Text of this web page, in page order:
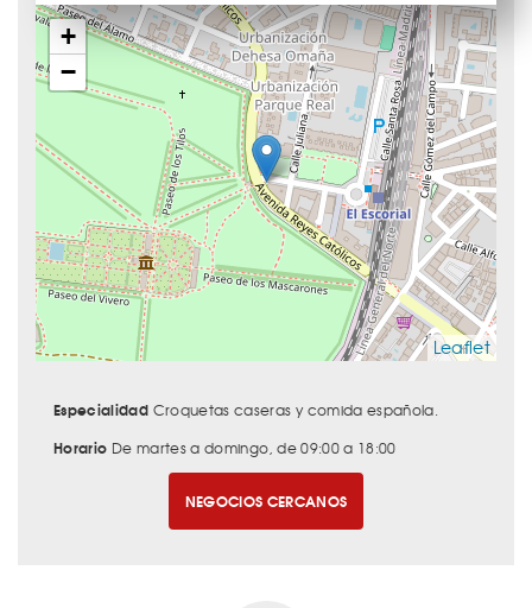
+
−
Leaflet
Especialidad Croquetas caseras y comida española.
Horario De martes a domingo, de 09:00 a 18:00
NEGOCIOS CERCANOS